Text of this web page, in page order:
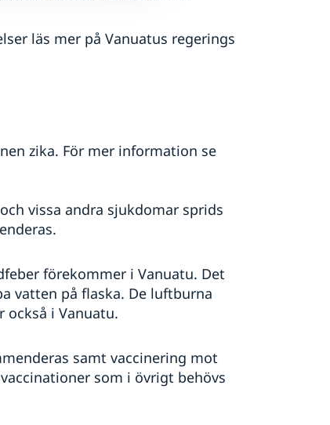
läs mer på Vanuatus regerings
zika. För mer information se
vissa andra sjukdomar sprids
förekommer i Vanuatu. Det
vatten på flaska. De luftburna
i Vanuatu.
samt vaccinering mot
som i övrigt behövs